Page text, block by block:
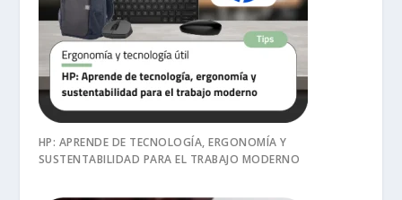
HP: APRENDE DE TECNOLOGÍA, ERGONOMÍA Y
SUSTENTABILIDAD PARA EL TRABAJO MODERNO